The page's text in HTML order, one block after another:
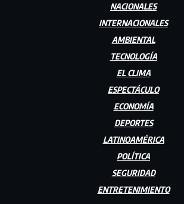
NACIONALES
INTERNACIONALES
AMBIENTAL
TECNOLOGÍA
EL CLIMA
ESPECTÁCULO
ECONOMÍA
DEPORTES
LATINOAMÉRICA
POLÍTICA
SEGURIDAD
ENTRETENIMIENTO